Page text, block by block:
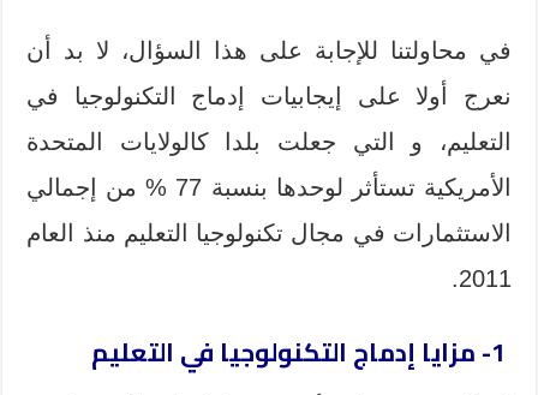
في محاولتنا للإجابة على هذا السؤال، لا بد أن
نعرج أولا على إيجابيات إدماج التكنولوجيا في
التعليم، و التي جعلت بلدا كالولايات المتحدة
الأمريكية تستأثر لوحدها بنسبة 77 % من إجمالي
الاستثمارات في مجال تكنولوجيا التعليم منذ العام
2011.